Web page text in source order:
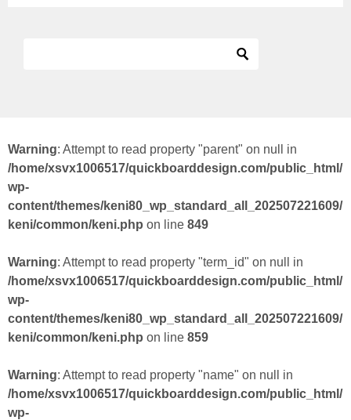
Warning: Attempt to read property "parent" on null in
/home/xsvx1006517/quickboarddesign.com/public_html/
wp-
content/themes/keni80_wp_standard_all_202507221609/
keni/common/keni.php on line 849
Warning: Attempt to read property "term_id" on null in
/home/xsvx1006517/quickboarddesign.com/public_html/
wp-
content/themes/keni80_wp_standard_all_202507221609/
keni/common/keni.php on line 859
Warning: Attempt to read property "name" on null in
/home/xsvx1006517/quickboarddesign.com/public_html/
wp-